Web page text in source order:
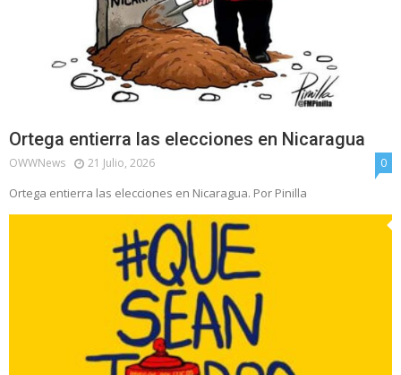
Ortega entierra las elecciones en Nicaragua
OWWNews 21 Julio, 2026 0
Ortega entierra las elecciones en Nicaragua. Por Pinilla